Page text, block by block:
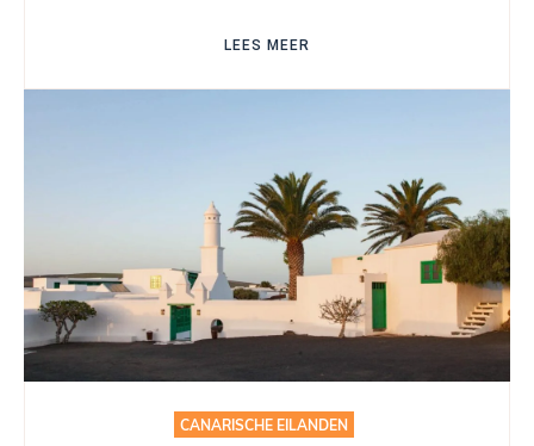
LEES MEER
CANARISCHE EILANDEN